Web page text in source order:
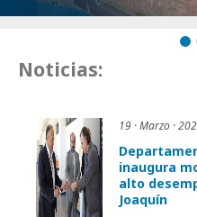
Noticias:
19 · Marzo ·
inaugura
alto
Joaquín